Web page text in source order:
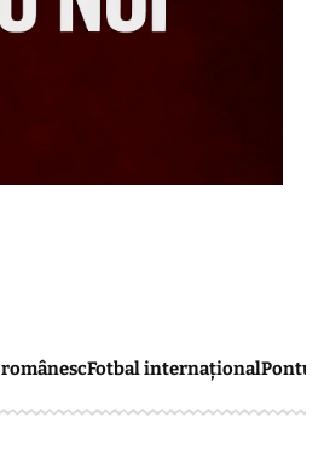
Fotbal internaționalPontul